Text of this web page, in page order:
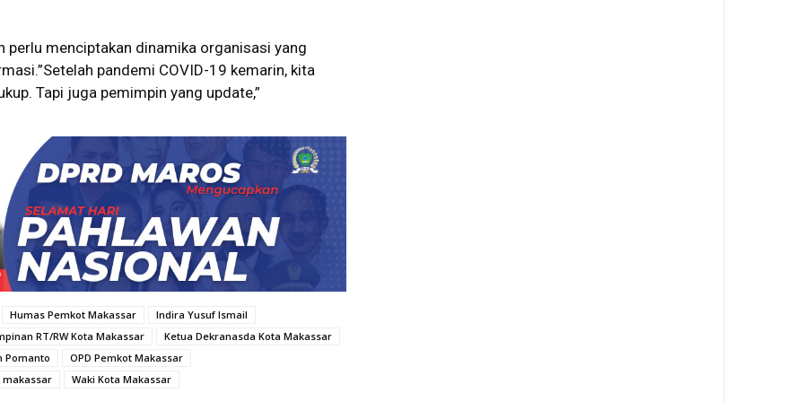
perlu menciptakan dinamika organisasi yang
pandemi COVID-19 kemarin, kita
Tapi juga pemimpin yang update,”
Humas Pemkot Makassar
Indira Yusuf Ismail
RT/RW Kota Makassar
Ketua Dekranasda Kota Makassar
Pomanto
OPD Pemkot Makassar
Waki Kota Makassar